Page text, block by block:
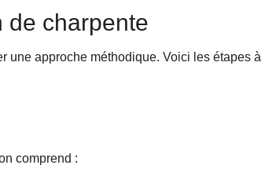
de charpente
une approche méthodique. Voici les étapes à
comprend :